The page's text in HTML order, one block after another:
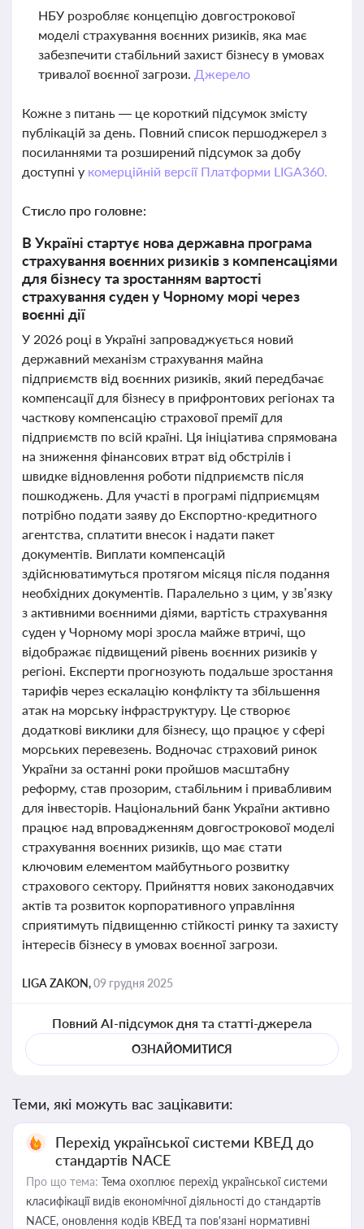
НБУ розробляє концепцію довгострокової
моделі страхування воєнних ризиків, яка має
забезпечити стабільний захист бізнесу в умовах
тривалої воєнної загрози. Джерело
Кожне з питань — це короткий підсумок змісту
публікацій за день. Повний список першоджерел з
посиланнями та розширений підсумок за добу
доступні у комерційній версії Платформи LIGA360.
Стисло про головне:
В Україні стартує нова державна програма
страхування воєнних ризиків з компенсаціями
для бізнесу та зростанням вартості
страхування суден у Чорному морі через
воєнні дії
У 2026 році в Україні запроваджується новий
державний механізм страхування майна
підприємств від воєнних ризиків, який передбачає
компенсації для бізнесу в прифронтових регіонах та
часткову компенсацію страхової премії для
підприємств по всій країні. Ця ініціатива спрямована
на зниження фінансових втрат від обстрілів і
швидке відновлення роботи підприємств після
пошкоджень. Для участі в програмі підприємцям
потрібно подати заяву до Експортно-кредитного
агентства, сплатити внесок і надати пакет
документів. Виплати компенсацій
здійснюватимуться протягом місяця після подання
необхідних документів. Паралельно з цим, у зв’язку
з активними воєнними діями, вартість страхування
суден у Чорному морі зросла майже втричі, що
відображає підвищений рівень воєнних ризиків у
регіоні. Експерти прогнозують подальше зростання
тарифів через ескалацію конфлікту та збільшення
атак на морську інфраструктуру. Це створює
додаткові виклики для бізнесу, що працює у сфері
морських перевезень. Водночас страховий ринок
України за останні роки пройшов масштабну
реформу, став прозорим, стабільним і привабливим
для інвесторів. Національний банк України активно
працює над впровадженням довгострокової моделі
страхування воєнних ризиків, що має стати
ключовим елементом майбутнього розвитку
страхового сектору. Прийняття нових законодавчих
актів та розвиток корпоративного управління
сприятимуть підвищенню стійкості ринку та захисту
інтересів бізнесу в умовах воєнної загрози.
LIGA ZAKON,09 грудня 2025
Повний AI-підсумок дня та статті-джерела
ОЗНАЙОМИТИСЯ
Теми, які можуть вас зацікавити:
Перехід української системи КВЕД до
стандартів NACE
Про що тема: Тема охоплює перехід української системи
класифікації видів економічної діяльності до стандартів
NACE, оновлення кодів КВЕД та пов'язані нормативні